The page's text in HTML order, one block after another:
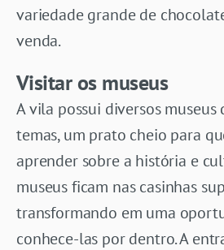
variedade grande de
venda.
Visitar os museus
A vila possui diversos museus
temas, um prato cheio para
aprender sobre a história e
museus ficam nas casinhas
transformando em uma
conhece-las por dentro. A